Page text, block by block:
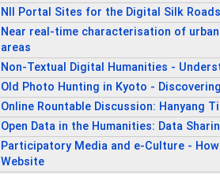
NII Portal Sites for the Digital Silk
Near real-time characterisation of
areas
Non-Textual Digital Humanities -
Old Photo Hunting in Kyoto -
Online Rountable Discussion: Hanyang
Open Data in the Humanities: Data
Participatory Media and e-Culture -
Website